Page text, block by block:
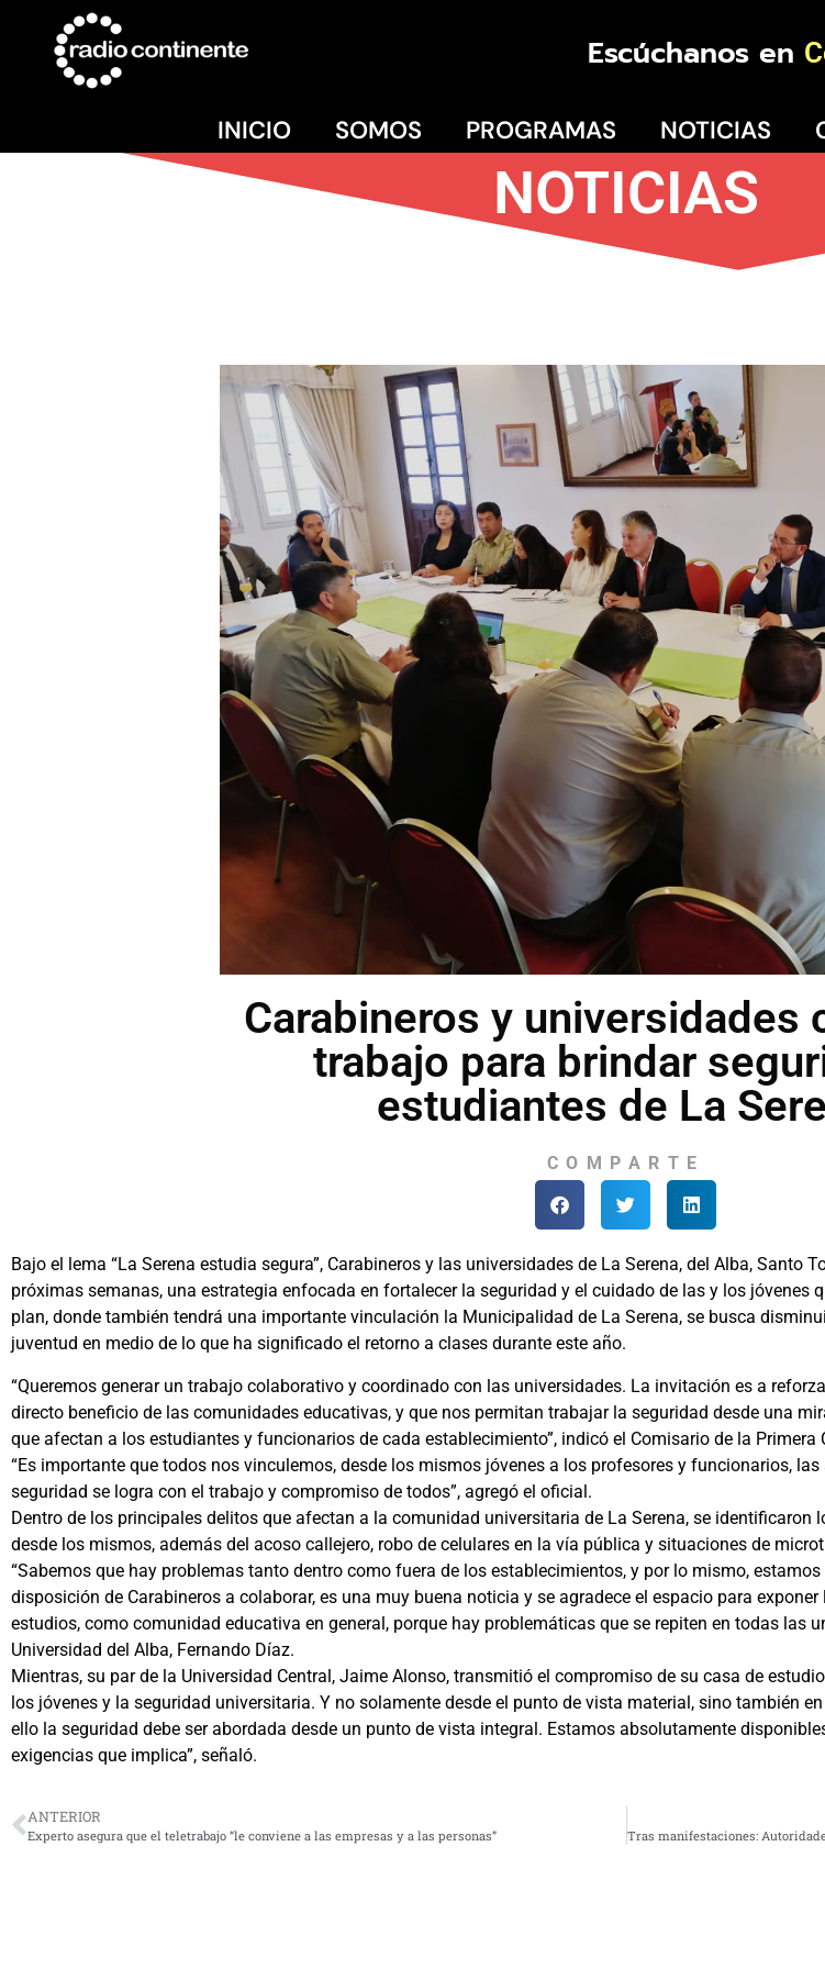
Escúchanos en
INICIO SOMOS PROGRAMAS NOTICIAS
NOTICIAS
Carabineros y universidades
trabajo para brindar
estudiantes de La
COMPARTE
Bajo el lema “La Serena estudia segura”, Carabineros y las universidades de La Serena, del Alba, Santo
próximas semanas, una estrategia enfocada en fortalecer la seguridad y el cuidado de las y los jóvenes
plan, donde también tendrá una importante vinculación la Municipalidad de La Serena, se busca
juventud en medio de lo que ha significado el retorno a clases durante este año.
“Queremos generar un trabajo colaborativo y coordinado con las universidades. La invitación es a
directo beneficio de las comunidades educativas, y que nos permitan trabajar la seguridad desde una
que afectan a los estudiantes y funcionarios de cada establecimiento”, indicó el Comisario de la Primera
“Es importante que todos nos vinculemos, desde los mismos jóvenes a los profesores y funcionarios,
seguridad se logra con el trabajo y compromiso de todos”, agregó el oficial.
Dentro de los principales delitos que afectan a la comunidad universitaria de La Serena, se
desde los mismos, además del acoso callejero, robo de celulares en la vía pública y situaciones de
“Sabemos que hay problemas tanto dentro como fuera de los establecimientos, y por lo mismo,
disposición de Carabineros a colaborar, es una muy buena noticia y se agradece el espacio para
estudios, como comunidad educativa en general, porque hay problemáticas que se repiten en todas las
Universidad del Alba, Fernando Díaz.
Mientras, su par de la Universidad Central, Jaime Alonso, transmitió el compromiso de su casa de
los jóvenes y la seguridad universitaria. Y no solamente desde el punto de vista material, sino también
ello la seguridad debe ser abordada desde un punto de vista integral. Estamos absolutamente
exigencias que implica”, señaló.
ANTERIOR
Experto asegura que el teletrabajo “le conviene a las empresas y a las personas”